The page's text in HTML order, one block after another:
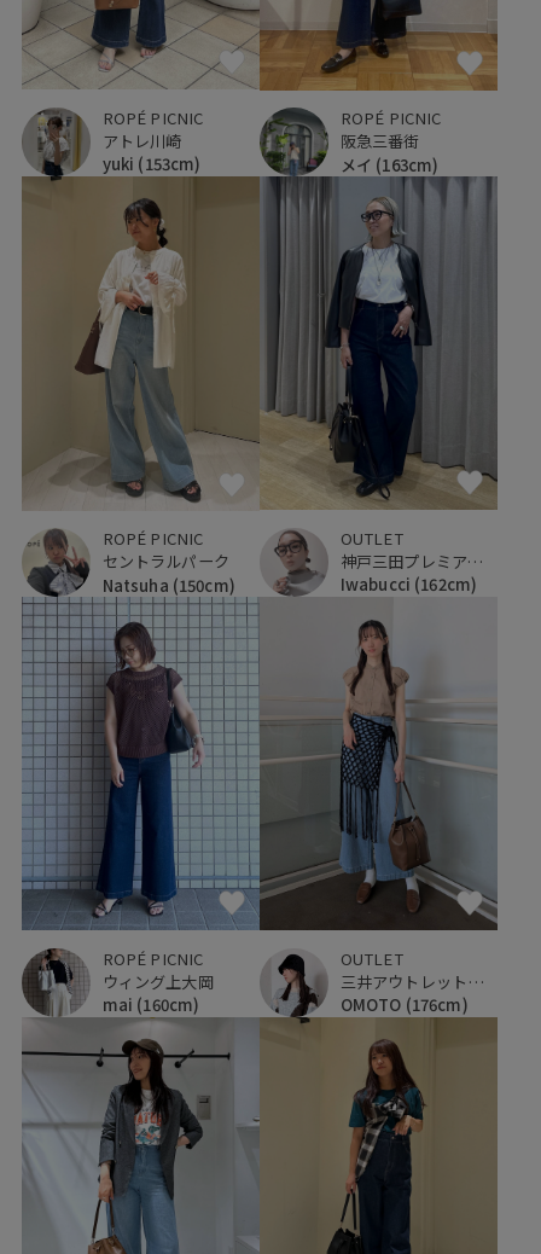
ROPÉ PICNIC
アトレ川崎
yuki (153cm)
ROPÉ PICNIC
阪急三番街
メイ (163cm)
ROPÉ PICNIC
セントラルパーク
Natsuha (150cm)
OUTLET
神戸三田プレミアム・アウトレット
Iwabucci (162cm)
ROPÉ PICNIC
ウィング上大岡
mai (160cm)
OUTLET
三井アウトレットパーク 入間
OMOTO (176cm)